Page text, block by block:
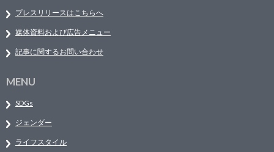
プレスリリースはこちらへ
媒体資料および広告メニュー
記事に関するお問い合わせ
MENU
SDGs
ジェンダー
ライフスタイル